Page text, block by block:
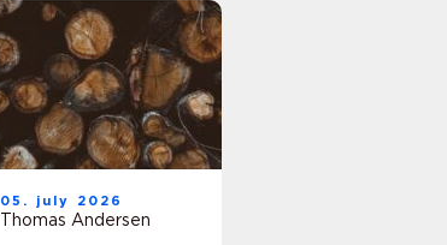
05. july 2026
Thomas Andersen